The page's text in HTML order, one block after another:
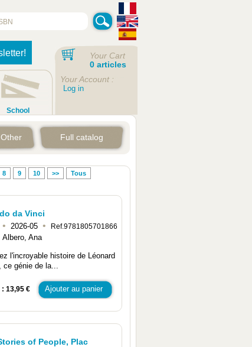
School
Your Cart
0 articles
Your Account :
Log in
Other Full catalog
8 9 10 >> Tous
da Vinci
• 2026-05 • Ref.9781805701866
Albero, Ana
l'incroyable histoire de Léonard
génie de la...
: 13,95 € Ajouter au panier
of People, Plac